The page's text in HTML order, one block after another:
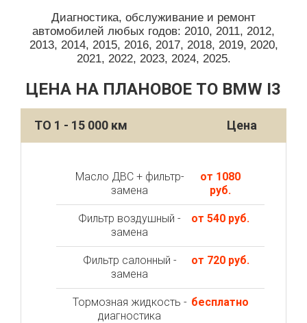
Диагностика, обслуживание и ремонт
автомобилей любых годов: 2010, 2011, 2012,
2013, 2014, 2015, 2016, 2017, 2018, 2019, 2020,
2021, 2022, 2023, 2024, 2025.
ЦЕНА НА ПЛАНОВОЕ ТО BMW I3
ТО 1 - 15 000 км Цена
Масло ДВС + фильтр-
замена
от 1080
руб.
Фильтр воздушный -
замена
от 540 руб.
Фильтр салонный -
замена
от 720 руб.
Тормозная жидкость -
диагностика
бесплатно